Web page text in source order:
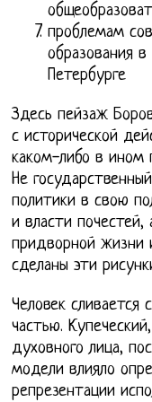
проблемам
образования
Петербурге
Здесь пейзаж
с исторической
каком-либо в ином
Не
политики в свою
и власти почестей,
придворной жизни
сделаны эти
Человек
частью.
духовного лица,
модели влияло
репрезентации